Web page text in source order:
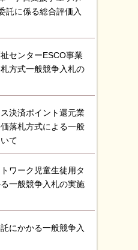
託に係る総合評価入
センターESCO事業
方式一般競争入札の
決済ポイント還元業
落札方式による一般
て
ワーク児童生徒用タ
一般競争入札の実施
にかかる一般競争入